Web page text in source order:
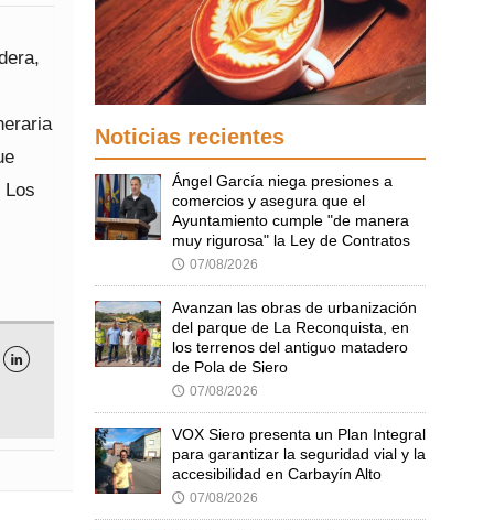
Los

Noticias recientes
Ángel García niega presiones a
comercios y asegura que el
Ayuntamiento cumple "de manera
muy rigurosa" la Ley de Contratos
🕔 07/08/2026
Avanzan las obras de urbanización
del parque de La Reconquista, en
los terrenos del antiguo matadero
de Pola de Siero
🕔 07/08/2026
VOX Siero presenta un Plan Integral
para garantizar la seguridad vial y la
accesibilidad en Carbayín Alto
🕔 07/08/2026